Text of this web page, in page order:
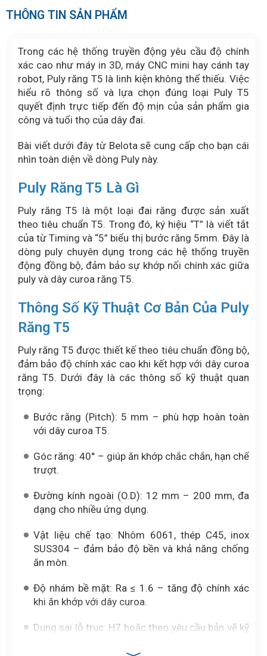
THÔNG TIN SẢN PHẨM
Trong các hệ thống truyền động yêu cầu độ chính
xác cao như máy in 3D, máy CNC mini hay cánh tay
robot, Puly răng T5 là linh kiện không thể thiếu. Việc
hiểu rõ thông số và lựa chọn đúng loại Puly T5
quyết định trực tiếp đến độ mịn của sản phẩm gia
công và tuổi thọ của dây đai.
Bài viết dưới đây từ Belota sẽ cung cấp cho bạn cái
nhìn toàn diện về dòng Puly này.
Puly Răng T5 Là Gì
Puly răng T5 là một loại đai răng được sản xuất
theo tiêu chuẩn T5. Trong đó, ký hiệu “T” là viết tắt
của từ Timing và “5” biểu thị bước răng 5mm. Đây là
dòng puly chuyên dụng trong các hệ thống truyền
động đồng bộ, đảm bảo sự khớp nối chính xác giữa
puly và dây curoa răng T5.
Thông Số Kỹ Thuật Cơ Bản Của Puly
Răng T5
Puly răng T5 được thiết kế theo tiêu chuẩn đồng bộ,
đảm bảo độ chính xác cao khi kết hợp với dây curoa
răng T5. Dưới đây là các thông số kỹ thuật quan
trọng:
Bước răng (Pitch): 5 mm – phù hợp hoàn toàn
với dây curoa T5.
Góc răng: 40° – giúp ăn khớp chắc chắn, hạn chế
trượt.
Đường kính ngoài (O.D): 12 mm – 200 mm, đa
dạng cho nhiều ứng dụng.
Vật liệu chế tạo: Nhôm 6061, thép C45, inox
SUS304 – đảm bảo độ bền và khả năng chống
ăn mòn.
Độ nhám bề mặt: Ra ≤ 1.6 – tăng độ chính xác
khi ăn khớp với dây curoa.
Dung sai lỗ trục: H7 hoặc theo yêu cầu bản vẽ kỹ